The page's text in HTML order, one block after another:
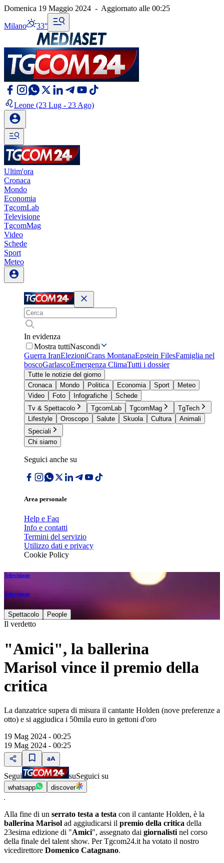
Domenica 19 Maggio 2024 - Aggiornato alle 00:25
Milano 33°
Leone (23 Lug - 23 Ago)
Ultim'ora
Cronaca
Mondo
Economia
TgcomLab
Televisione
TgcomMag
Video
Schede
Sport
Meteo
In evidenza
Mostra tuttiNascondi
Guerra IranElezioniCrans MontanaEpstein FilesFamiglia nel
boscoGarlascoEmergenza ClimaTutti i dossier
Tutte le notizie del giorno
Cronaca
Mondo Politica Economia Sport
Meteo
Video
Foto Infografiche
Schede
Tv & Spettacolo
TgcomLab TgcomMag
TgTech
Lifestyle
Oroscopo Salute Skuola Cultura
Animali
Speciali
Chi siamo
Seguici anche su
Area personale
Help e Faq
Info e contatti
Termini del servizio
Utilizzo dati e privacy
Cookie Policy
Televisione
Televisione
Spettacolo People
Il verdetto
"Amici", la ballerina
Marisol vince il premio della
critica
La danzatrice supera di misura il cantante Holden (nove preferenze a
otto) e si aggiudica i 50mila euro in gettoni d'oro
19 Mag 2024 - 00:25
19 Mag 2024 - 00:25
Segui suSeguici su
whatsapp discover
Alla fine di un serrato testa a testa con il cantante Holden, è la
ballerina Marisol ad aggiudicarsi il premio della critica della
23esima edizione di "Amici", assegnato dai giornalisti nel corso
della finale del talent show. Per Tgcom24.it ha votato il nostro
vicedirettore Domenico Catagnano.